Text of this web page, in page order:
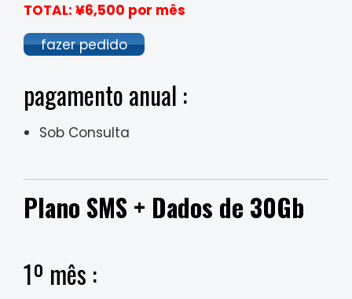
TOTAL: ¥6,500 por mês
fazer pedido
pagamento anual :
Sob Consulta
Plano SMS + Dados de 30Gb
1º mês :